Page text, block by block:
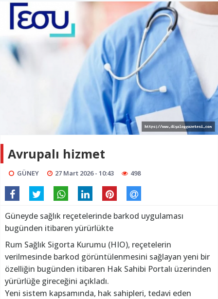
Avrupalı hizmet
GÜNEY 27 Mart 2026 - 10:43 498
Güneyde sağlık reçetelerinde barkod uygulaması
bugünden itibaren yürürlükte
Rum Sağlık Sigorta Kurumu (HIO), reçetelerin
verilmesinde barkod görüntülenmesini sağlayan yeni bir
özelliğin bugünden itibaren Hak Sahibi Portalı üzerinden
yürürlüğe gireceğini açıkladı.
Yeni sistem kapsamında, hak sahipleri, tedavi eden